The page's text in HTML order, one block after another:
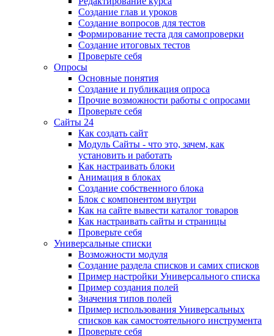
Создание глав и уроков
Создание вопросов для тестов
Формирование теста для самопроверки
Создание итоговых тестов
Проверьте себя
Опросы
Основные понятия
Создание и публикация опроса
Прочие возможности работы с опросами
Проверьте себя
Сайты 24
Как создать сайт
Модуль Сайты - что это, зачем, как
установить и работать
Как настраивать блоки
Анимация в блоках
Создание собственного блока
Блок с компонентом внутри
Как на сайте вывести каталог товаров
Как настраивать сайты и страницы
Проверьте себя
Универсальные списки
Возможности модуля
Создание раздела списков и самих списков
Пример настройки Универсального списка
Пример создания полей
Значения типов полей
Пример использования Универсальных
списков как самостоятельного инструмента
Проверьте себя